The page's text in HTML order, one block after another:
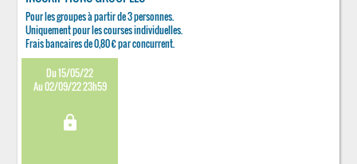
Pour les groupes à partir de 3 personnes.
Uniquement pour les courses individuelles.
Frais bancaires de 0,80 € par concurrent.
Du 15/05/22
Au 02/09/22 23h59
lock